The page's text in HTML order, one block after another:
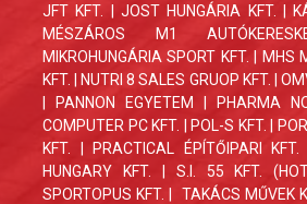
JFT KFT. | JOST HUNGÁRIA KFT. |
MÉSZÁROS M1
MIKROHUNGÁRIA SPORT KFT. | MHS
KFT. | NUTRI 8 SALES GRUOP KFT. |
| PANNON EGYETEM | PHARMA
COMPUTER PC KFT. | POL-S KFT. |
KFT. | PRACTICAL ÉPÍTŐIPARI KFT.
HUNGARY KFT. | S.I. 55 KFT.
SPORTOPUS KFT. | TAKÁCS MŰVEK